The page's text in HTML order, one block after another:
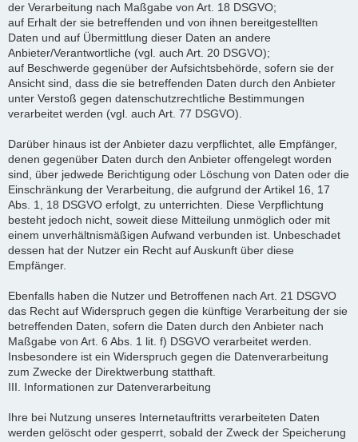
der Verarbeitung nach Maßgabe von Art. 18 DSGVO;
auf Erhalt der sie betreffenden und von ihnen bereitgestellten
Daten und auf Übermittlung dieser Daten an andere
Anbieter/Verantwortliche (vgl. auch Art. 20 DSGVO);
auf Beschwerde gegenüber der Aufsichtsbehörde, sofern sie der
Ansicht sind, dass die sie betreffenden Daten durch den Anbieter
unter Verstoß gegen datenschutzrechtliche Bestimmungen
verarbeitet werden (vgl. auch Art. 77 DSGVO).
Darüber hinaus ist der Anbieter dazu verpflichtet, alle Empfänger,
denen gegenüber Daten durch den Anbieter offengelegt worden
sind, über jedwede Berichtigung oder Löschung von Daten oder die
Einschränkung der Verarbeitung, die aufgrund der Artikel 16, 17
Abs. 1, 18 DSGVO erfolgt, zu unterrichten. Diese Verpflichtung
besteht jedoch nicht, soweit diese Mitteilung unmöglich oder mit
einem unverhältnismäßigen Aufwand verbunden ist. Unbeschadet
dessen hat der Nutzer ein Recht auf Auskunft über diese
Empfänger.
Ebenfalls haben die Nutzer und Betroffenen nach Art. 21 DSGVO
das Recht auf Widerspruch gegen die künftige Verarbeitung der sie
betreffenden Daten, sofern die Daten durch den Anbieter nach
Maßgabe von Art. 6 Abs. 1 lit. f) DSGVO verarbeitet werden.
Insbesondere ist ein Widerspruch gegen die Datenverarbeitung
zum Zwecke der Direktwerbung statthaft.
III. Informationen zur Datenverarbeitung
Ihre bei Nutzung unseres Internetauftritts verarbeiteten Daten
werden gelöscht oder gesperrt, sobald der Zweck der Speicherung